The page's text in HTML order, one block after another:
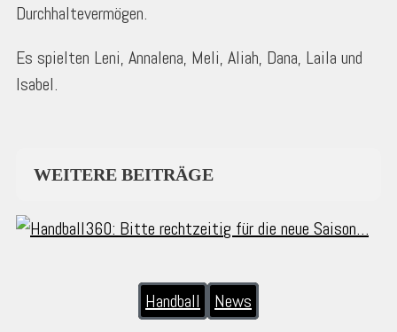
Durchhaltevermögen.
Es spielten Leni, Annalena, Meli, Aliah, Dana, Laila und
Isabel.
WEITERE BEITRÄGE
Handball News